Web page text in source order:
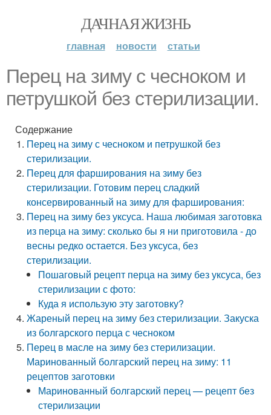
ДАЧНАЯ ЖИЗНЬ
главная новости статьи
Перец на зиму с чесноком и
петрушкой без стерилизации.
Содержание
Перец на зиму с чесноком и петрушкой без
стерилизации.
Перец для фарширования на зиму без
стерилизации. Готовим перец сладкий
консервированный на зиму для фарширования:
Перец на зиму без уксуса. Наша любимая заготовка
из перца на зиму: сколько бы я ни приготовила - до
весны редко остается. Без уксуса, без
стерилизации.
Пошаговый рецепт перца на зиму без уксуса, без
стерилизации с фото:
Куда я использую эту заготовку?
Жареный перец на зиму без стерилизации. Закуска
из болгарского перца с чесноком
Перец в масле на зиму без стерилизации.
Маринованный болгарский перец на зиму: 11
рецептов заготовки
Маринованный болгарский перец — рецепт без
стерилизации